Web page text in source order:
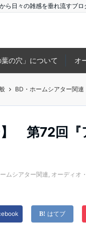
ら日々の雑感を垂れ流すブロ
葉の穴」について オ
BD・ホームシアター関連
】 第72回
ムシアター関連, オーディオ
はてブ